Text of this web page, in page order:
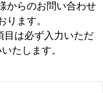
からのお問い合わせ
ります。
目は必ず入力いただ
たします。